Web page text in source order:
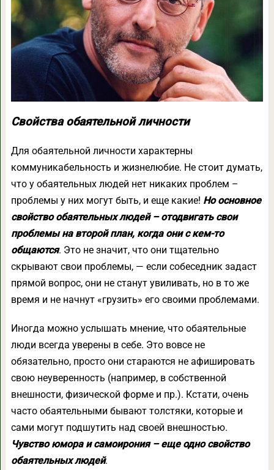
Свойства обаятельной личности
Для обаятельной личности характерны
коммуникабельность и жизнелюбие. Не стоит думать,
что у обаятельных людей нет никаких проблем –
проблемы у них могут быть, и еще какие! Но основное
свойство обаятельных людей – отодвигать свои
проблемы на второй план, когда они с кем-то
общаются. Это не значит, что они тщательно
скрывают свои проблемы, — если собеседник задаст
прямой вопрос, они не станут увиливать, но в то же
время и не начнут «грузить» его своими проблемами.
Иногда можно услышать мнение, что обаятельные
люди всегда уверены в себе. Это вовсе не
обязательно, просто они стараются не афишировать
свою неуверенность (например, в собственной
внешности, физической форме и пр.). Кстати, очень
часто обаятельными бывают толстяки, которые и
сами могут подшутить над своей внешностью.
Чувство юмора и самоирония – еще одно свойство
обаятельных людей.